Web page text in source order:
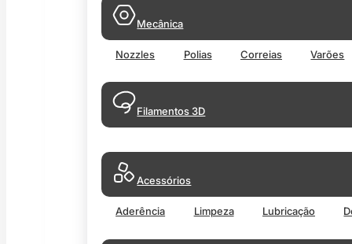
Mecânica
Nozzles Polias Correias Varões
Filamentos 3D
Acessórios
Aderência Limpeza Lubricação